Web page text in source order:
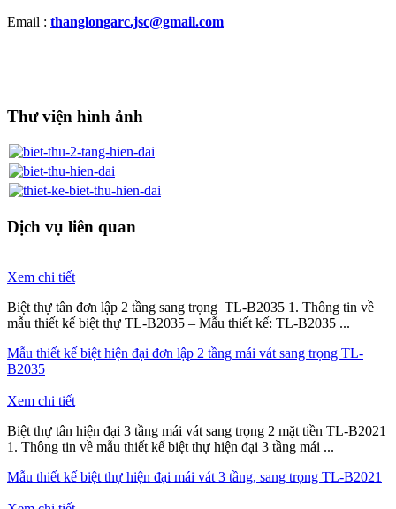
Email : thanglongarc.jsc@gmail.com
Thư viện hình ảnh
Dịch vụ liên quan
Xem chi tiết
Biệt thự tân đơn lập 2 tầng sang trọng TL-B2035 1. Thông tin về
mẫu thiết kế biệt thự TL-B2035 – Mẫu thiết kế: TL-B2035 ...
Mẫu thiết kế biệt hiện đại đơn lập 2 tầng mái vát sang trọng TL-
B2035
Xem chi tiết
Biệt thự tân hiện đại 3 tầng mái vát sang trọng 2 mặt tiền TL-B2021
1. Thông tin về mẫu thiết kế biệt thự hiện đại 3 tầng mái ...
Mẫu thiết kế biệt thự hiện đại mái vát 3 tầng, sang trọng TL-B2021